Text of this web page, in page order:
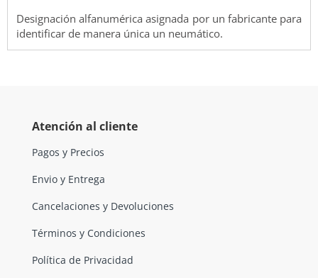
Designación alfanumérica asignada por un fabricante para
identificar de manera única un neumático.
Atención al cliente
Pagos y Precios
Envio y Entrega
Cancelaciones y Devoluciones
Términos y Condiciones
Política de Privacidad